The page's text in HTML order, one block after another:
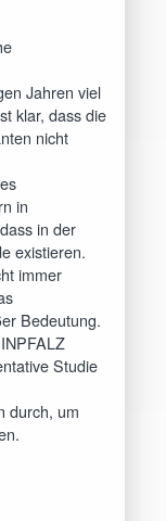
Jahren viel
klar, dass die
nicht
in
in der
existieren.
immer
Bedeutung.
Studie
durch, um